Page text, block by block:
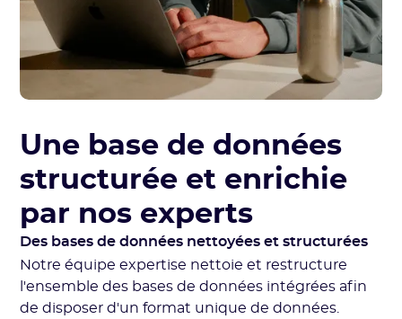
Une base de données
structurée et enrichie
par nos experts
Des bases de données nettoyées et structurées
Notre équipe expertise nettoie et restructure
l'ensemble des bases de données intégrées afin
de disposer d'un format unique de données.